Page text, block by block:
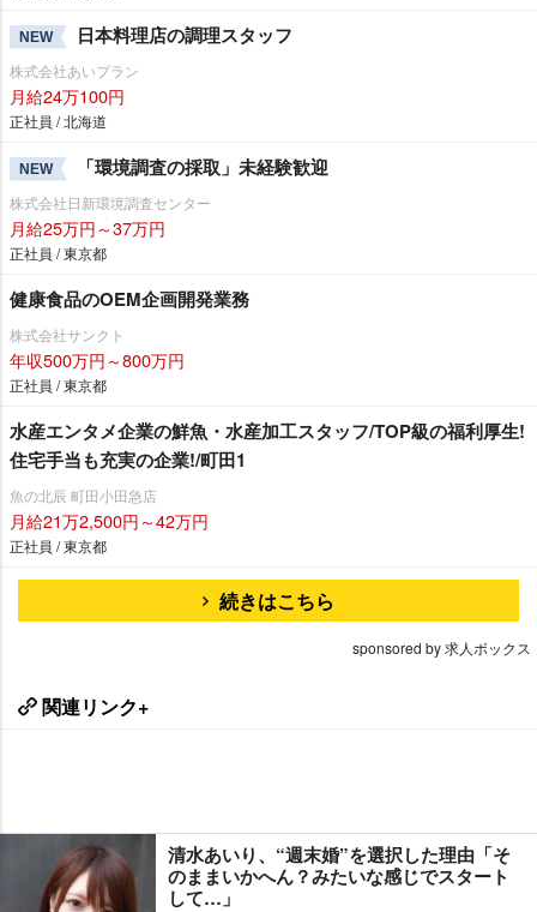
NEW 日本料理店の調理スタッフ
株式会社あいプラン
月給24万100円
正社員 / 北海道
NEW 「環境調査の採取」未経験歓迎
株式会社日新環境調査センター
月給25万円～37万円
正社員 / 東京都
健康食品のOEM企画開発業務
株式会社サンクト
年収500万円～800万円
正社員 / 東京都
水産エンタメ企業の鮮魚・水産加工スタッフ/TOP級の福利厚生!
住宅手当も充実の企業!/町田1
魚の北辰 町田小田急店
月給21万2,500円～42万円
正社員 / 東京都
続きはこちら
sponsored by 求人ボックス
関連リンク+
清水あいり、“週末婚”を選択した理由「そ
のままいかへん？みたいな感じでスタート
して…」